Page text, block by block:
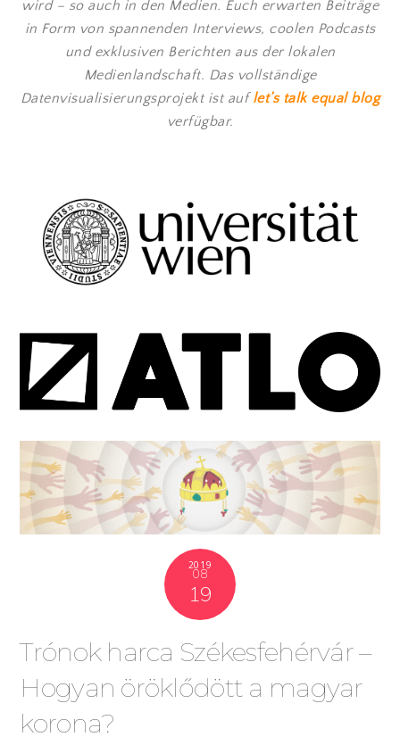
wird – so auch in den Medien. Euch erwarten Beiträge
in Form von spannenden Interviews, coolen Podcasts
und exklusiven Berichten aus der lokalen
Medienlandschaft. Das vollständige
Datenvisualisierungsprojekt ist auflet’s talk equal blog
verfügbar.
2019
08
19
Trónok harca Székesfehérvár –
Hogyan öröklődött a magyar
korona?